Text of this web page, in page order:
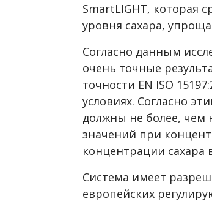
SmartLIGHT, которая
уровня сахара,
Согласно данным
очень точные
точности EN ISO
условиях. Согласно
должны не более, чем
значений при
концентрации сахара
Система имеет
европейских